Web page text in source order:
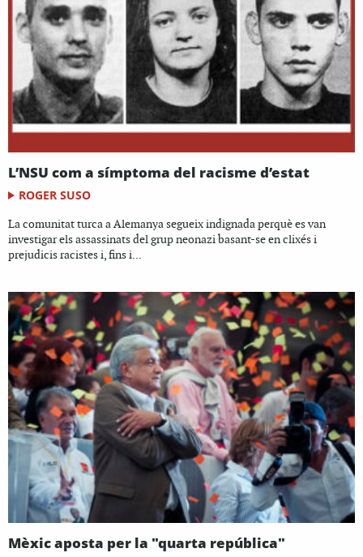
L’NSU com a símptoma del racisme d’estat
ROGER SUSO
La comunitat turca a Alemanya segueix indignada perquè es van
investigar els assassinats del grup neonazi basant-se en clixés i
prejudicis racistes i, fins i...
Mèxic aposta per la "quarta república"